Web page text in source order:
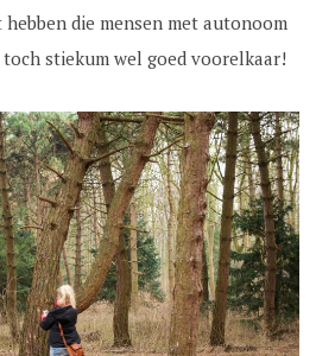
die mensen met autonoom
stiekum wel goed voorelkaar!